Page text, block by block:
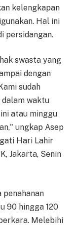
kelengkapan
Hal ini
persidangan.
swasta yang
dengan
sudah
waktu
atau minggu
ungkap Asep
Hari Lahir
Jakarta, Senin
penahanan
90 hingga 120
Melebihi